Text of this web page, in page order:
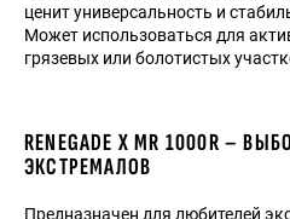
ценит универсальность и
Может использоваться для
грязевых или болотистых
RENEGADE X MR 1000R –
ЭКСТРЕМАЛОВ
Предназначен для любителей